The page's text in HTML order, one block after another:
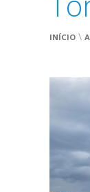
INÍCIO \